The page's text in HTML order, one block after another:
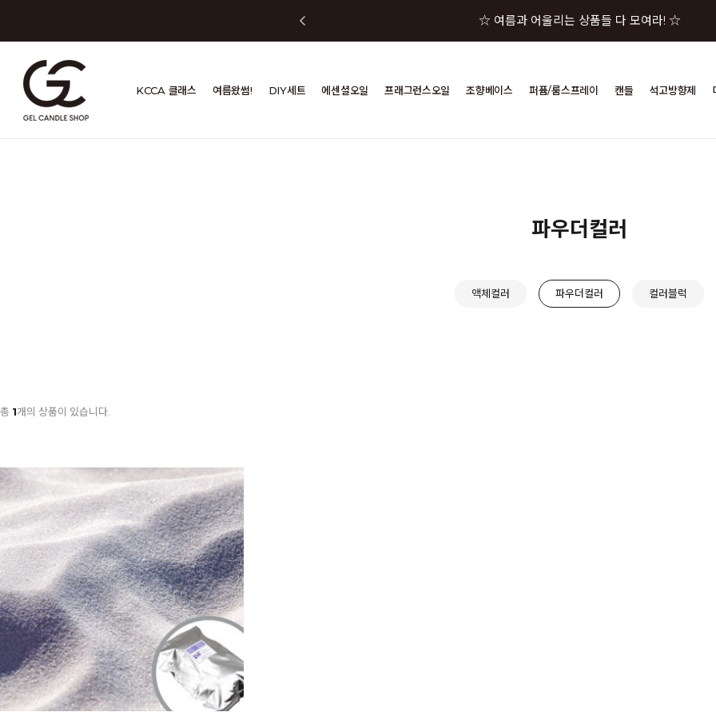
☆ 여름과 어울리는 상품들 다 모여라! ☆
KCCA 클래스 여름왔썸! DIY세트 에센셜오일 프래그런스오일 조향베이스 퍼퓸/룸스프레이 캔들 석고방향제
파우더컬러
액체컬러 파우더컬러 컬러블럭
총 1개의 상품이 있습니다.